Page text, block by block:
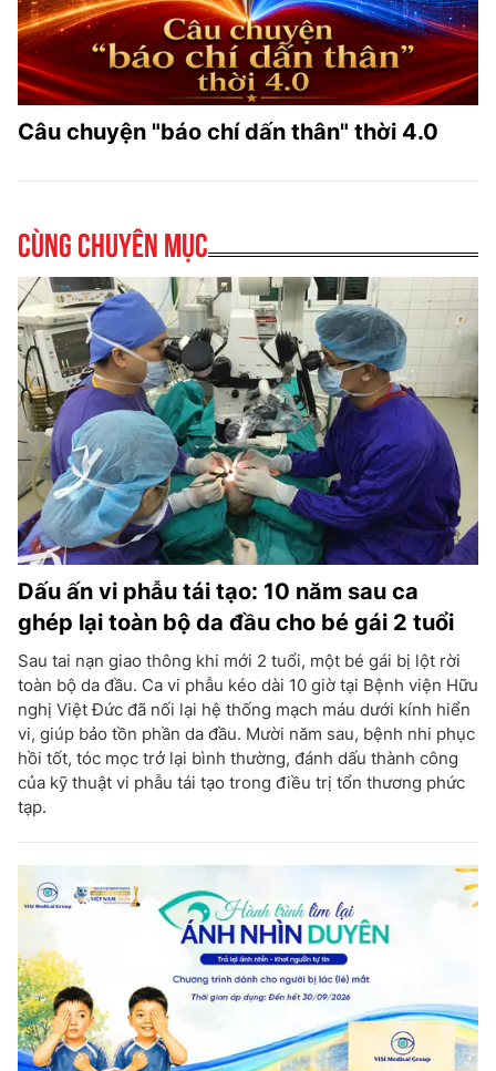
Câu chuyện "báo chí dấn thân" thời 4.0
Cùng chuyên mục
Dấu ấn vi phẫu tái tạo: 10 năm sau ca
ghép lại toàn bộ da đầu cho bé gái 2 tuổi
Sau tai nạn giao thông khi mới 2 tuổi, một bé gái bị lột rời
toàn bộ da đầu. Ca vi phẫu kéo dài 10 giờ tại Bệnh viện Hữu
nghị Việt Đức đã nối lại hệ thống mạch máu dưới kính hiển
vi, giúp bảo tồn phần da đầu. Mười năm sau, bệnh nhi phục
hồi tốt, tóc mọc trở lại bình thường, đánh dấu thành công
của kỹ thuật vi phẫu tái tạo trong điều trị tổn thương phức
tạp.